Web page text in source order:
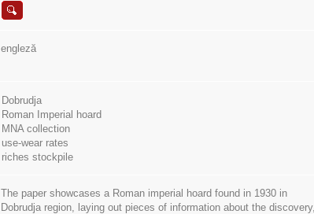
engleză
Dobrudja
Roman Imperial hoard
MNA collection
use-wear rates
riches stockpile
The paper showcases a Roman imperial hoard found in 1930 in
Dobrudja region, laying out pieces of information about the discovery,